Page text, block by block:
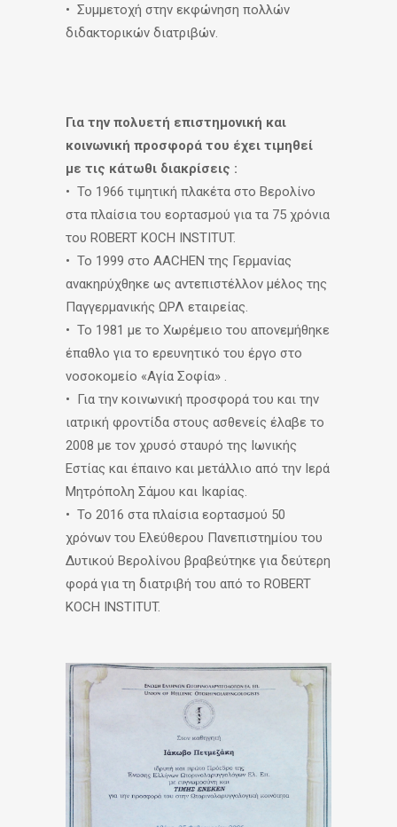
• Συμμετοχή στην εκφώνηση πολλών
διδακτορικών διατριβών.
Για την πολυετή επιστημονική και
κοινωνική προσφορά του έχει τιμηθεί
με τις κάτωθι διακρίσεις :
• Το 1966 τιμητική πλακέτα στο Βερολίνο
στα πλαίσια του εορτασμού για τα 75 χρόνια
του ROBERT KOCH INSTITUT.
• Το 1999 στο AACHEN της Γερμανίας
ανακηρύχθηκε ως αντεπιστέλλον μέλος της
Παγγερμανικής ΩΡΛ εταιρείας.
• Το 1981 με το Χωρέμειο του απονεμήθηκε
έπαθλο για το ερευνητικό του έργο στο
νοσοκομείο «Αγία Σοφία» .
• Για την κοινωνική προσφορά του και την
ιατρική φροντίδα στους ασθενείς έλαβε το
2008 με τον χρυσό σταυρό της Ιωνικής
Εστίας και έπαινο και μετάλλιο από την Ιερά
Μητρόπολη Σάμου και Ικαρίας.
• Το 2016 στα πλαίσια εορτασμού 50
χρόνων του Ελεύθερου Πανεπιστημίου του
Δυτικού Βερολίνου βραβεύτηκε για δεύτερη
φορά για τη διατριβή του από το ROBERT
KOCH INSTITUT.